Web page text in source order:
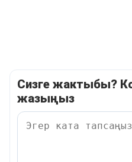
Сизге жактыбы?
жазыңыз